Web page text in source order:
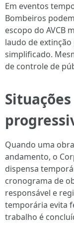
Em eventos
Bombeiros
escopo do AVCB
laudo de
simplificado.
de controle de
Quando uma
andamento, o
dispensa
cronograma de
responsável e
temporária evita
trabalho é